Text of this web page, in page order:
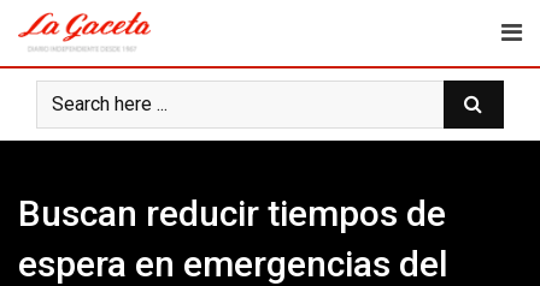
content
Buscan reducir tiempos de
espera en emergencias del